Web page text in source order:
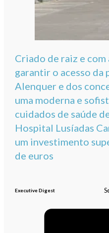
Criado de raiz e com
garantir o acesso da
Alenquer e dos
uma moderna e
cuidados de saúde
Hospital Lusíadas
um investimento
de euros
Executive Digest